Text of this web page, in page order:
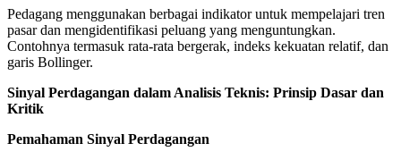
Pedagang menggunakan berbagai indikator untuk mempelajari tren
pasar dan mengidentifikasi peluang yang menguntungkan.
Contohnya termasuk rata-rata bergerak, indeks kekuatan relatif, dan
garis Bollinger.
Sinyal Perdagangan dalam Analisis Teknis: Prinsip Dasar dan
Kritik
Pemahaman Sinyal Perdagangan